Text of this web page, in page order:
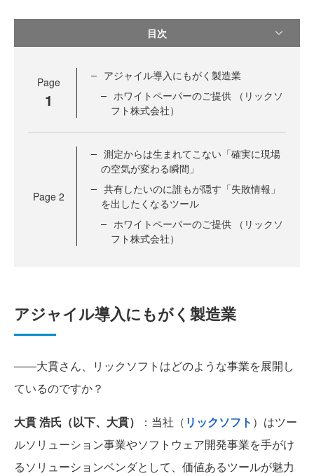
目次
Page
1
アジャイル導入にもがく製造業
ホワイトペーパーのご提供 （リックソ
フト株式会社）
Page 2
測定からは生まれてこない「確実に現場
の空気が変わる瞬間」
共有したいのに誰もが隠す「失敗情報」
を出したくなるツール
ホワイトペーパーのご提供 （リックソ
フト株式会社）
アジャイル導入にもがく製造業
――大貫さん、リックソフトはどのような事業を展開し
ているのですか？
大貫 浩氏（以下、大貫） ：当社（ リックソフト ）はツー
ルソリューション事業やソフトウェア開発事業を手がけ
るソリューションベンダとして、価値あるツールが魅力